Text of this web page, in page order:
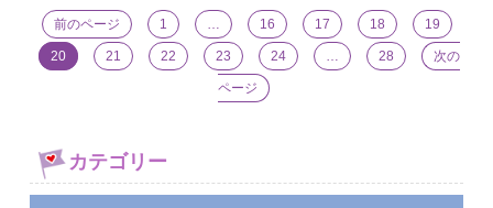
前のページ 1 … 16 17 18 19
20 21 22 23 24 … 28 次の
ページ
カテゴリー